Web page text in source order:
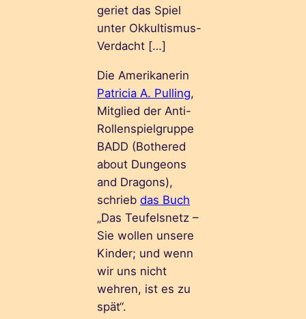
geriet das Spiel
unter Okkultismus-
Verdacht […]
Die Amerikanerin
Patricia A. Pulling,
Mitglied der Anti-
Rollenspielgruppe
BADD (Bothered
about Dungeons
and Dragons),
schriebdas Buch
„Das Teufelsnetz –
Sie wollen unsere
Kinder; und wenn
wir uns nicht
wehren, ist es zu
spät“.